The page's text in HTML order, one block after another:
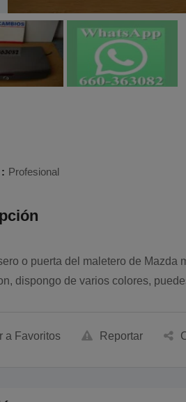
Profesional
o puerta del maletero de Mazda
dispongo de varios colores,
a Favoritos Reportar